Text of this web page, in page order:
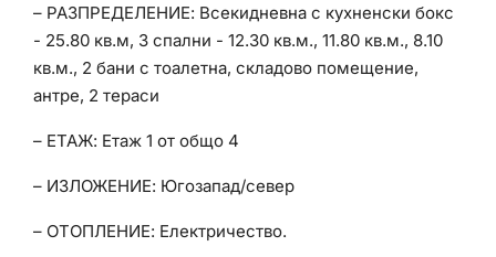
– РАЗПРЕДЕЛЕНИЕ: Всекидневна с кухненски бокс
- 25.80 кв.м, 3 спални - 12.30 кв.м., 11.80 кв.м., 8.10
кв.м., 2 бани с тоалетна, складово помещение,
антре, 2 тераси
– ЕТАЖ: Етаж 1 от общо 4
– ИЗЛОЖЕНИЕ: Югозапад/север
– ОТОПЛЕНИЕ: Електричество.